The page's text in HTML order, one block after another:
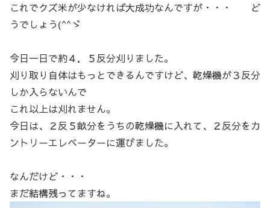
これでクズ米が少なければ大成功なんですが・・・ ど
うでしょう(^^ゞ
今日一日で約４．５反分刈りました。
刈り取り自体はもっとできるんですけど、乾燥機が３反分
しか入らないんで
これ以上は刈れません。
今日は、２反５畝分をうちの乾燥機に入れて、２反分をカ
ントリーエレベーターに運びました。
なんだけど・・・
まだ結構残ってますね。